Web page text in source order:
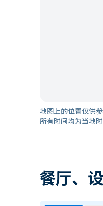
地图上的位置仅供参
所有时间均为当地
餐厅、